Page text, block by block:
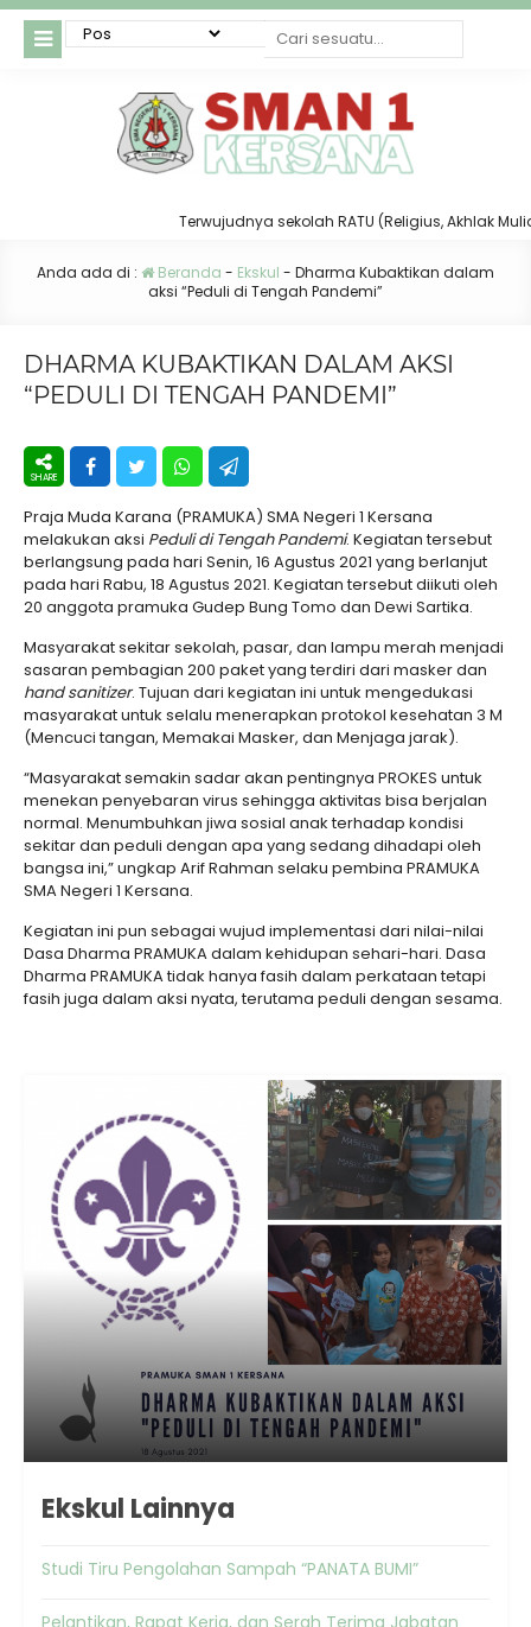
Terwujudnya sekolah RATU (Religius, Akhlak
Anda ada di : Beranda - Ekskul - Dharma Kubaktikan dalam
aksi “Peduli di Tengah Pandemi”
DHARMA KUBAKTIKAN DALAM AKSI
“PEDULI DI TENGAH PANDEMI”
Praja Muda Karana (PRAMUKA) SMA Negeri 1 Kersana
melakukan aksi Peduli di Tengah Pandemi. Kegiatan tersebut
berlangsung pada hari Senin, 16 Agustus 2021 yang berlanjut
pada hari Rabu, 18 Agustus 2021. Kegiatan tersebut diikuti oleh
20 anggota pramuka Gudep Bung Tomo dan Dewi Sartika.
Masyarakat sekitar sekolah, pasar, dan lampu merah menjadi
sasaran pembagian 200 paket yang terdiri dari masker dan
hand sanitizer. Tujuan dari kegiatan ini untuk mengedukasi
masyarakat untuk selalu menerapkan protokol kesehatan 3 M
(Mencuci tangan, Memakai Masker, dan Menjaga jarak).
“Masyarakat semakin sadar akan pentingnya PROKES untuk
menekan penyebaran virus sehingga aktivitas bisa berjalan
normal. Menumbuhkan jiwa sosial anak terhadap kondisi
sekitar dan peduli dengan apa yang sedang dihadapi oleh
bangsa ini,” ungkap Arif Rahman selaku pembina PRAMUKA
SMA Negeri 1 Kersana.
Kegiatan ini pun sebagai wujud implementasi dari nilai-nilai
Dasa Dharma PRAMUKA dalam kehidupan sehari-hari. Dasa
Dharma PRAMUKA tidak hanya fasih dalam perkataan tetapi
fasih juga dalam aksi nyata, terutama peduli dengan sesama.
Ekskul Lainnya
Studi Tiru Pengolahan Sampah “PANATA BUMI”